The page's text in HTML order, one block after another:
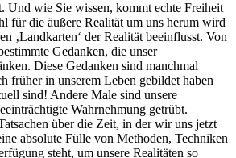
Und wie Sie wissen, kommt echte Freiheit
für die äußere Realität um uns herum wird
‚Landkarten‘ der Realität beeinflusst. Von
Gedanken, die unser
Diese Gedanken sind manchmal
früher in unserem Leben gebildet haben
sind! Andere Male sind unsere
Wahrnehmung getrübt.
über die Zeit, in der wir uns jetzt
absolute Fülle von Methoden, Techniken
steht, um unsere Realitäten so